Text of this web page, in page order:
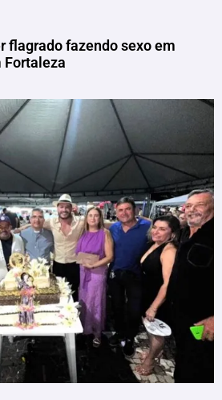
flagrado fazendo sexo em
Fortaleza